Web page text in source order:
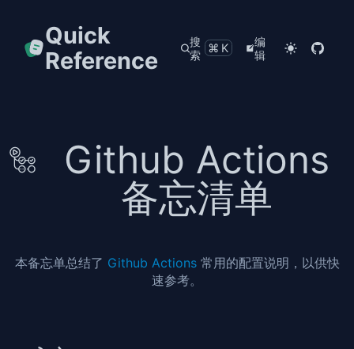
Quick
Reference
搜
索
⌘K
编
辑
Github Actions
备忘清单
本备忘单总结了 Github Actions常用的配置说明，以供快
速参考。